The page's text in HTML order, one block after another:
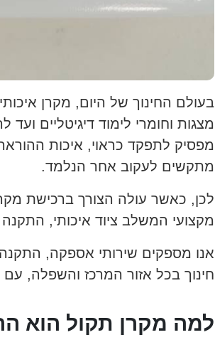
בעולם החינוך של היום, מקרן
מצגות וחומרי לימוד דיגיטליים
מפסיק לתפקד כראוי, איכות
מתקשים לעקוב אחר הנלמד.
לכן, כאשר עולה הצורך ברכישת
מקצועי המשלב ציוד איכותי, התקנה
אנו מספקים שירותי אספקה, התקנה
חינוך בכל אזור המרכז והשפלה, עם
למה מקרן תקול הוא